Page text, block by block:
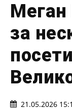
за
21.05.2026